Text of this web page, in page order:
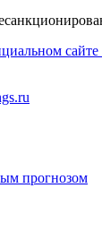
прогнозом